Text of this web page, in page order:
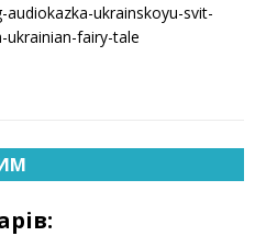
ukrainskoyu-svit-
ukrainian-fairy-tale